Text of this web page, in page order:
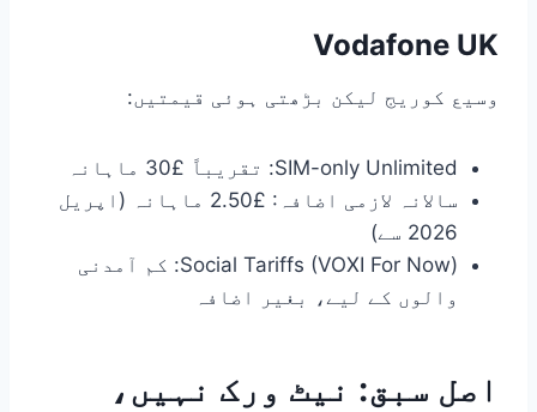
Vodafone UK
وسیع کوریج لیکن بڑھتی ہوئی قیمتیں:
SIM-only Unlimited: تقریباً £30 ماہانہ
سالانہ لازمی اضافہ: £2.50 ماہانہ (اپریل
2026 سے)
Social Tariffs (VOXI For Now): کم آمدنی
والوں کے لیے، بغیر اضافہ
اصل سبق: نیٹ ورک نہیں،